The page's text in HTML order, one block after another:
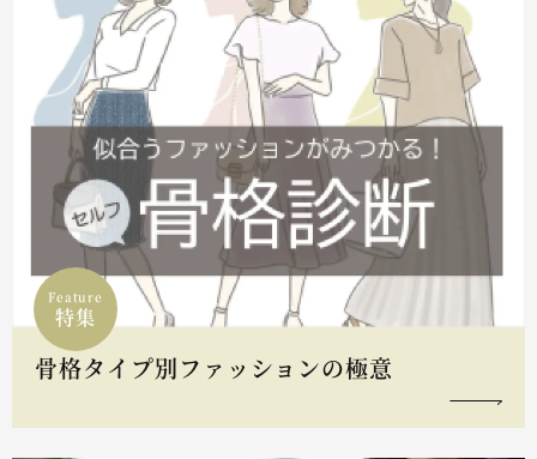
Feature
特集
骨格タイプ別ファッションの極意